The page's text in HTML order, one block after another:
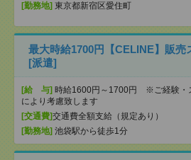
[勤務地] 東京都新宿区愛住町
最大時給1700円【CELINE】販
[派遣]
[給 与] 時給1600円～1700円 ※ご経験・
により考慮致します
[交通費]交通費全額支給（規定あり）
[勤務地] 池袋駅から徒歩1分